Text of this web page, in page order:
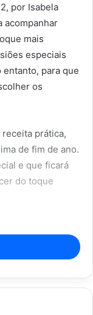
por Isabela
acompanhar
mais
especiais
entanto, para que
os
prática,
de fim de ano.
e que ficará
do toque
na web